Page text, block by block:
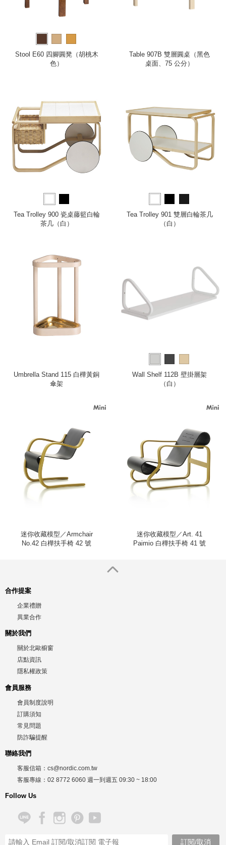
Stool E60 四腳圓凳（胡桃木
色）
Table 907B 雙層圓桌（黑色
桌面、75 公分）
Tea Trolley 900 瓷桌藤籃白輪
茶几（白）
Tea Trolley 901 雙層白輪茶几
（白）
Umbrella Stand 115 白樺黃銅
傘架
Wall Shelf 112B 壁掛層架
（白）
迷你收藏模型／Armchair
No.42 白樺扶手椅 42 號
迷你收藏模型／Art. 41
Paimio 白樺扶手椅 41 號
合作提案
企業禮贈
異業合作
關於我們
關於北歐櫥窗
店點資訊
隱私權政策
會員服務
會員制度說明
訂購須知
常見問題
防詐騙提醒
聯絡我們
客服信箱： cs@nordic.com.tw
客服專線： 02 8772 6060 週一到週五 09:30 ~ 18:00
Follow Us